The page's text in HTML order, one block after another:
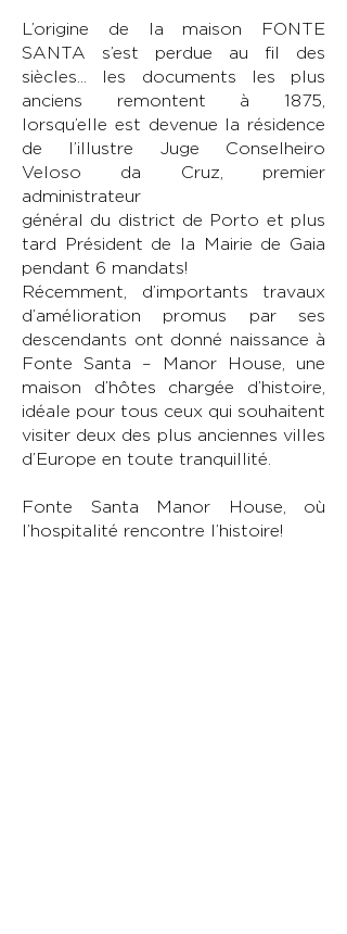
L’origine de la maison FONTE
SANTA s’est perdue au fil des
siècles... les documents les plus
anciens remontent à 1875,
lorsqu’elle est devenue la résidence
de l’illustre Juge Conselheiro
Veloso da Cruz, premier
administrateur
général du district de Porto et plus
tard Président de la Mairie de Gaia
pendant 6 mandats!
Récemment, d’importants travaux
d’amélioration promus par ses
descendants ont donné naissance à
Fonte Santa – Manor House, une
maison d’hôtes chargée d’histoire,
idéale pour tous ceux qui souhaitent
visiter deux des plus anciennes villes
d’Europe en toute tranquillité.
Fonte Santa Manor House, où
l’hospitalité rencontre l’histoire!